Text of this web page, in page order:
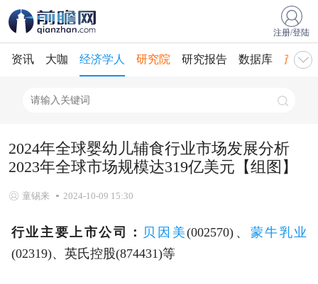
注册/登陆
资讯 大咖 经济学人 研究院 研究报告 数据库 产业
2024年全球婴幼儿辅食行业市场发展分析
2023年全球市场规模达319亿美元【组图】
童锡来 2024-10-09 15:30
行业主要上市公司： 贝因美(002570)、 蒙牛乳业
(02319)、英氏控股(874431)等